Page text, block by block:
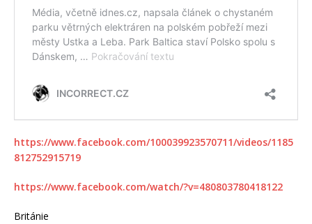
https://www.facebook.com/100039923570711/videos/1185
812752915719
https://www.facebook.com/watch/?v=480803780418122
Británie